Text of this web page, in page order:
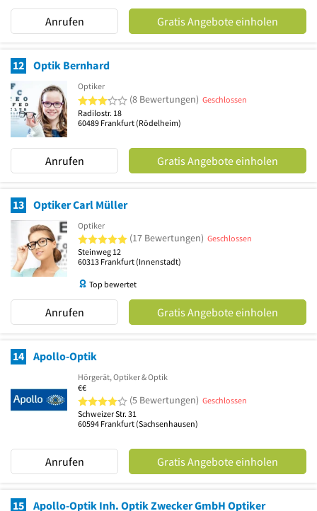
Anrufen Gratis Angebote einholen
12 Optik Bernhard
Optiker
3 von 5 Sternen
(8 Bewertungen) Geschlossen
Radilostr. 18
60489 Frankfurt (Rödelheim)
Anrufen Gratis Angebote einholen
13 Optiker Carl Müller
Optiker
5 von 5 Sternen
(17 Bewertungen) Geschlossen
Steinweg 12
60313 Frankfurt (Innenstadt)
Top bewertet
Anrufen Gratis Angebote einholen
14 Apollo-Optik
Hörgerät, Optiker & Optik
€€
4 von 5 Sternen
(5 Bewertungen) Geschlossen
Schweizer Str. 31
60594 Frankfurt (Sachsenhausen)
Anrufen Gratis Angebote einholen
15 Apollo-Optik Inh. Optik Zwecker GmbH Optiker